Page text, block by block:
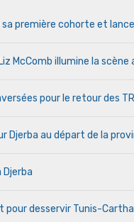
première cohorte et
McComb illumine la
pour le retour des
Djerba au départ de la
Djerba
pour desservir Tunis-